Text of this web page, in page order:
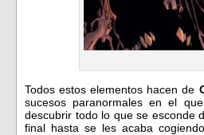
Todos estos elementos hacen de
sucesos paranormales en el
descubrir todo lo que se esconde
final hasta se les acaba